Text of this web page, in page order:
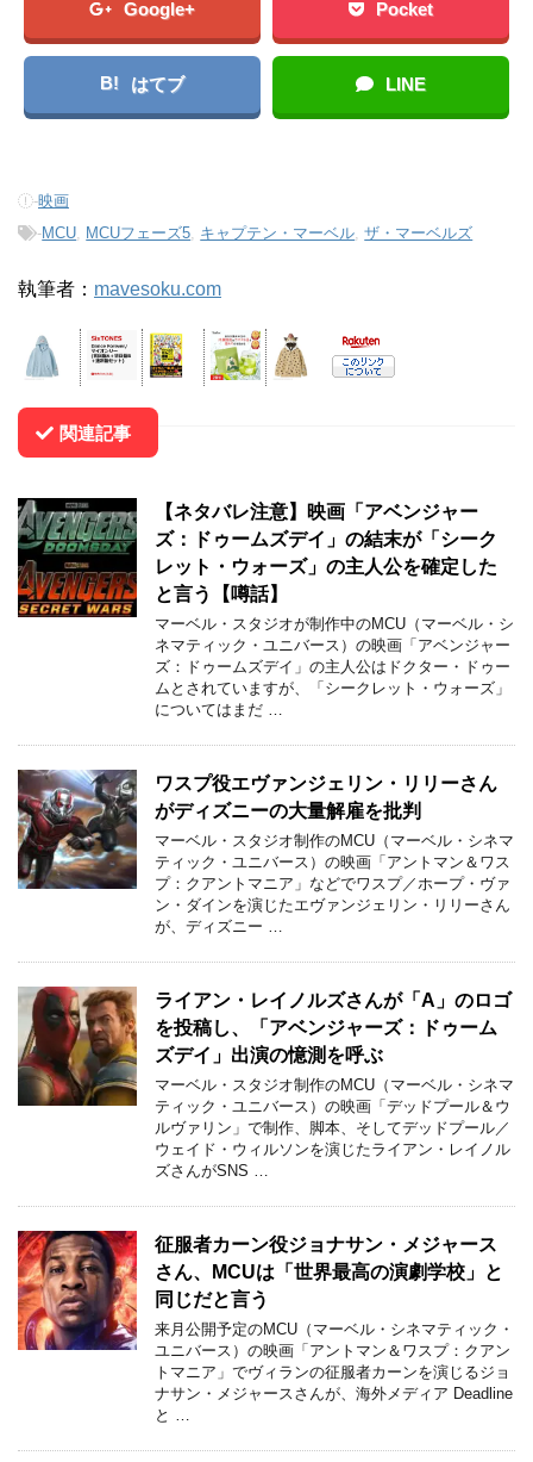
Google+ Pocket
B! はてブ LINE
-映画
-MCU MCUフェーズ5 キャプテン・マーベル ,ザ・マーベルズ
執筆者： mavesoku.com
関連記事
【ネタバレ注意】映画「アベンジャー
ズ：ドゥームズデイ」の結末が「シーク
レット・ウォーズ」の主人公を確定した
と言う【噂話】
マーベル・スタジオが制作中のMCU（マーベル・シ
ネマティック・ユニバース）の映画「アベンジャー
ズ：ドゥームズデイ」の主人公はドクター・ドゥー
ムとされていますが、「シークレット・ウォーズ」
についてはまだ …
ワスプ役エヴァンジェリン・リリーさん
がディズニーの大量解雇を批判
マーベル・スタジオ制作のMCU（マーベル・シネマ
ティック・ユニバース）の映画「アントマン＆ワス
プ：クアントマニア」などでワスプ／ホープ・ヴァ
ン・ダインを演じたエヴァンジェリン・リリーさん
が、ディズニー …
ライアン・レイノルズさんが「A」のロゴ
を投稿し、「アベンジャーズ：ドゥーム
ズデイ」出演の憶測を呼ぶ
マーベル・スタジオ制作のMCU（マーベル・シネマ
ティック・ユニバース）の映画「デッドプール＆ウ
ルヴァリン」で制作、脚本、そしてデッドプール／
ウェイド・ウィルソンを演じたライアン・レイノル
ズさんがSNS …
征服者カーン役ジョナサン・メジャース
さん、MCUは「世界最高の演劇学校」と
同じだと言う
来月公開予定のMCU（マーベル・シネマティック・
ユニバース）の映画「アントマン＆ワスプ：クアン
トマニア」でヴィランの征服者カーンを演じるジョ
ナサン・メジャースさんが、海外メディア Deadline
と …